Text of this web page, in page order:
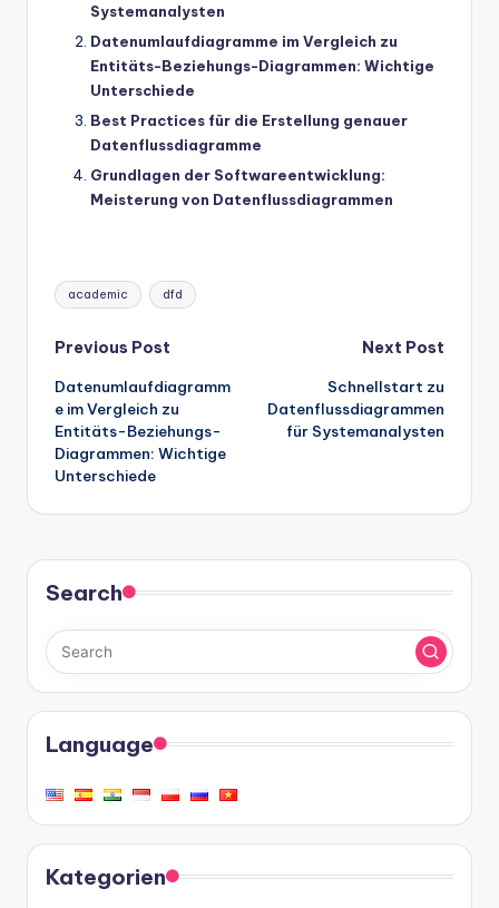
Systemanalysten
Datenumlaufdiagramme im Vergleich zu
Entitäts-Beziehungs-Diagrammen: Wichtige
Unterschiede
Best Practices für die Erstellung genauer
Datenflussdiagramme
Grundlagen der Softwareentwicklung:
Meisterung von Datenflussdiagrammen
Tags:
academic dfd
Post
navigation
Previous Post
Datenumlaufdiagramm
e im Vergleich zu
Entitäts-Beziehungs-
Diagrammen: Wichtige
Unterschiede
Next Post
Schnellstart zu
Datenflussdiagrammen
für Systemanalysten
Search
Language
Kategorien